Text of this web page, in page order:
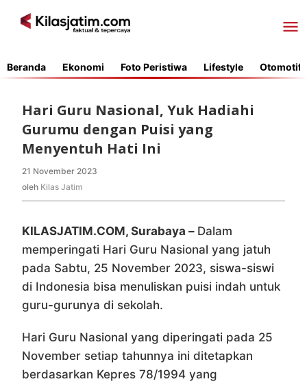
Beranda Ekonomi Foto Peristiwa Lifestyle Otomotif
Hari Guru Nasional, Yuk Hadiahi
Gurumu dengan Puisi yang
Menyentuh Hati Ini
21 November 2023
oleh Kilas Jatim
KILASJATIM.COM, Surabaya – Dalam
memperingati Hari Guru Nasional yang jatuh
pada Sabtu, 25 November 2023, siswa-siswi
di Indonesia bisa menuliskan puisi indah untuk
guru-gurunya di sekolah.
Hari Guru Nasional yang diperingati pada 25
November setiap tahunnya ini ditetapkan
berdasarkan Kepres 78/1994 yang